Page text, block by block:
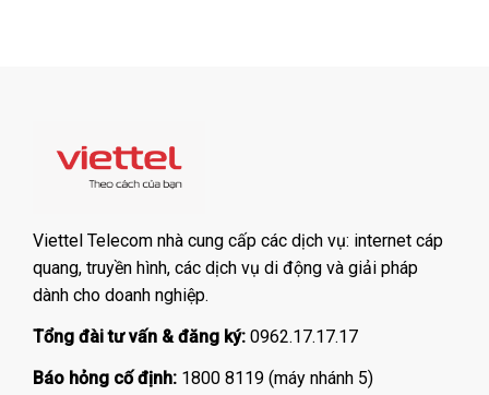
Viettel Telecom nhà cung cấp các dịch vụ: internet cáp
quang, truyền hình, các dịch vụ di động và giải pháp
dành cho doanh nghiệp.
Tổng đài tư vấn & đăng ký: 0962.17.17.17
Báo hỏng cố định: 1800 8119 (máy nhánh 5)